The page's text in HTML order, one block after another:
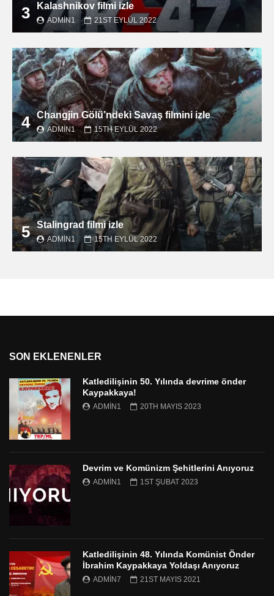
3 Kalashnikov filmi izle
ADMIN1 21ST EYLÜL 2022
4 Changjin Gölü’ndeki Savaş filmini izle
ADMIN1 15TH EYLÜL 2022
5 Stalingrad filmi izle
ADMIN1 15TH EYLÜL 2022
SON EKLENENLER
Katledilişinin 50. Yılında devrime önder
Kaypakkaya!
ADMIN1 20TH MAYIS 2023
Devrim ve Komünizm Şehitlerini Anıyoruz
ADMIN1 1ST ŞUBAT 2023
Katledilişinin 48. Yılında Komünist Önder
İbrahim Kaypakkaya Yoldaşı Anıyoruz
ADMIN7 21ST MAYIS 2021